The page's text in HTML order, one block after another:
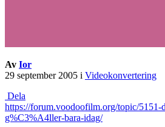
Av Ior
29 september 2005 i Videokonvertering
Dela
https://forum.voodoofilm.org/topic/5151-
g%C3%A4ller-bara-idag/